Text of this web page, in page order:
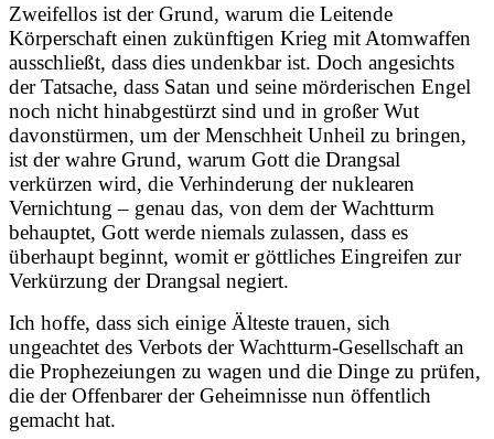
Zweifellos ist der Grund, warum die Leitende
Körperschaft einen zukünftigen Krieg mit Atomwaffen
ausschließt, dass dies undenkbar ist. Doch angesichts
der Tatsache, dass Satan und seine mörderischen Engel
noch nicht hinabgestürzt sind und in großer Wut
davonstürmen, um der Menschheit Unheil zu bringen,
ist der wahre Grund, warum Gott die Drangsal
verkürzen wird, die Verhinderung der nuklearen
Vernichtung – genau das, von dem der Wachtturm
behauptet, Gott werde niemals zulassen, dass es
überhaupt beginnt, womit er göttliches Eingreifen zur
Verkürzung der Drangsal negiert.
Ich hoffe, dass sich einige Älteste trauen, sich
ungeachtet des Verbots der Wachtturm-Gesellschaft an
die Prophezeiungen zu wagen und die Dinge zu prüfen,
die der Offenbarer der Geheimnisse nun öffentlich
gemacht hat.